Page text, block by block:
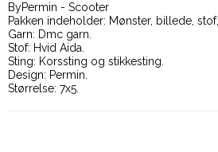
ByPermin - Scooter
Pakken indeholder: Mønster, billede,
Garn: Dmc garn.
Stof: Hvid Aida.
Sting: Korssting og stikkesting.
Design: Permin.
Størrelse: 7x5.